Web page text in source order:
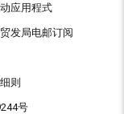
应用程式
发局电邮订阅
则
号